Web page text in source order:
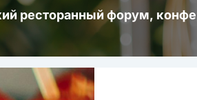
ресторанный форум,